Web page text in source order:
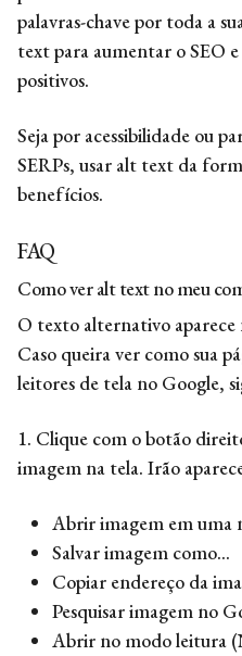
palavras-chave por toda a
textpara aumentar o SEO
positivos.
Seja por acessibilidade ou
SERPs, usar alt text da
benefícios.
FAQ
Como ver alt text no meu
O texto alternativo aparece
Caso queira ver como sua
leitores de tela no Google,
1. Clique com o botão
imagem na tela. Irão
Abrir imagem em uma
Salvar imagem como…
Copiar endereço da
Pesquisar imagem no
Abrir no modo leitura